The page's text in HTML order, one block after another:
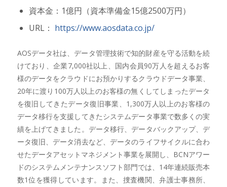
資本金：1億円（資本準備金15億2500万円）
URL： https://www.aosdata.co.jp/
AOSデータ社は、データ管理技術で知的財産を守る活動を続
けており、企業7,000社以上、国内会員90万人を超えるお客
様のデータをクラウドにお預かりするクラウドデータ事業、
20年に渡り100万人以上のお客様の無くしてしまったデータ
を復旧してきたデータ復旧事業、1,300万人以上のお客様の
データ移行を支援してきたシステムデータ事業で数多くの実
績を上げてきました。データ移行、データバックアップ、デ
ータ復旧、データ消去など、データのライフサイクルに合わ
せたデータアセットマネジメント事業を展開し、BCNアワー
ドのシステムメンテナンスソフト部門では、14年連続販売本
数1位を獲得しています。また、捜査機関、弁護士事務所、